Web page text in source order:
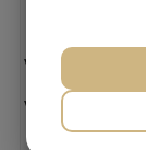
Vejl. pris:
Vores pris: